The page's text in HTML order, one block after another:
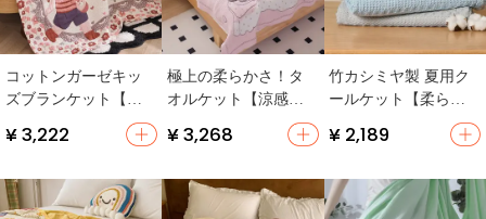
コットンガーゼキッ
ズブランケット【全
季節用・カートゥー
ンデザイン・ベビー
さ】
¥ 3,222
極上の柔らかさ！タ
オルケット【涼感・
吸汗・カートゥーン
デザイン・子供用・
¥ 3,268
竹カシミヤ製 夏用ク
ールケット【柔らか
く通気性抜群・大判
サイズ・四季使用
¥ 2,189